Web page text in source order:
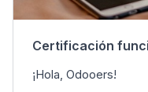
Certificación
¡Hola, Odooers!